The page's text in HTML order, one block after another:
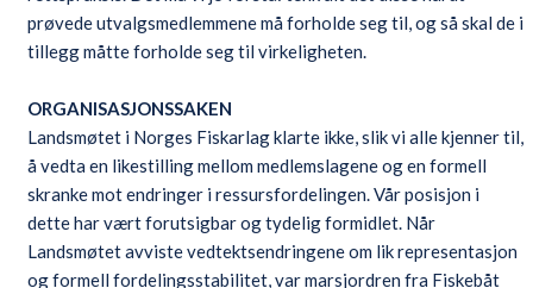
prøvede utvalgsmedlemmene må forholde seg til, og så skal de i
tillegg måtte forholde seg til virkeligheten.
ORGANISASJONSSAKEN
Landsmøtet i Norges Fiskarlag klarte ikke, slik vi alle kjenner til,
å vedta en likestilling mellom medlemslagene og en formell
skranke mot endringer i ressursfordelingen. Vår posisjon i
dette har vært forutsigbar og tydelig formidlet. Når
Landsmøtet avviste vedtektsendringene om lik representasjon
og formell fordelingsstabilitet, var marsjordren fra Fiskebåt